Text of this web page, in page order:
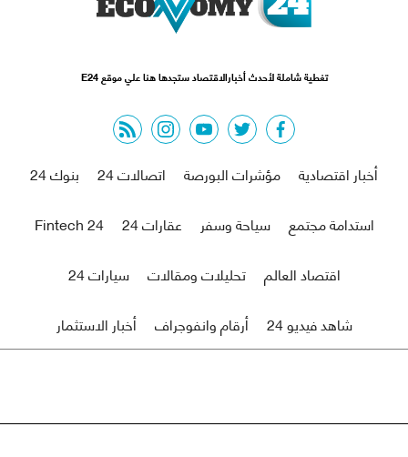
تغطية شاملة لأحدث أخبارالاقتصاد ستجدها هنا علي موقع E24
facebook
twitter
youtube
instagram
rss feed
أخبار اقتصادية
مؤشرات البورصة اتصالات 24
بنوك 24
استدامة مجتمع
سياحة وسفر عقارات 24
Fintech 24
اقتصاد العالم
تحليلات ومقالات
سيارات 24
شاهد فيديو 24
أرقام وانفوجراف أخبار الاستثمار